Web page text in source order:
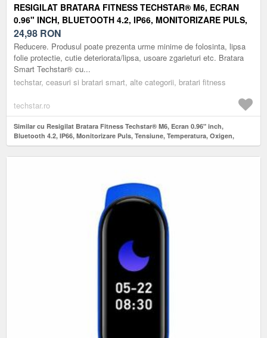
RESIGILAT BRATARA FITNESS TECHSTAR® M6, ECRAN
0.96" INCH, BLUETOOTH 4.2, IP66, MONITORIZARE PULS,
TENSIUNE, TEMPERATURA, OXIGEN, CALITATE SOMN,
ROSU
24,98 RON
Reducere. Produsul poate prezenta urme minime de folosinta, lipsa
folie protectie, cutie deteriorata/lipsa, usoare zgarieturi etc. Bratara
Smart Techstar® cu...
techstar, ceasuri si bratari smart, alte categorii, bratari fitness
techstar.ro
Similar cu Resigilat Bratara Fitness Techstar® M6, Ecran 0.96" inch,
Bluetooth 4.2, IP66, Monitorizare Puls, Tensiune, Temperatura, Oxigen,
Calitate Somn, Rosu